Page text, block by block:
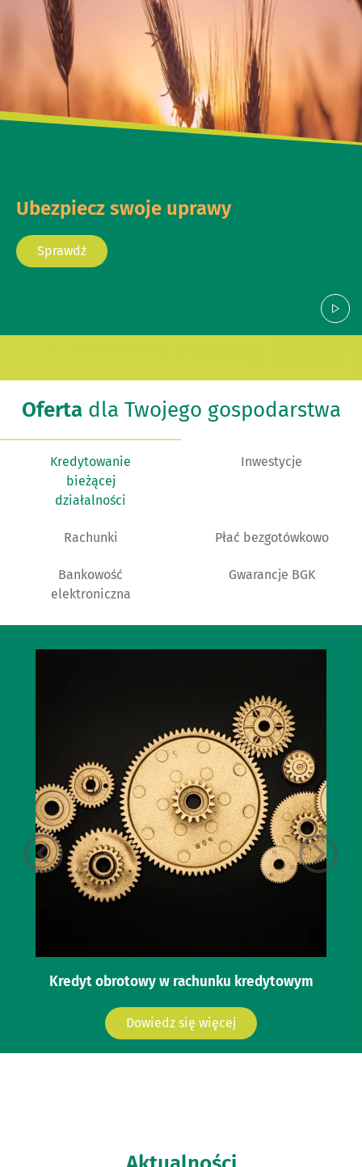
Ubezpiecz swoje uprawy
Sprawdź
Ofertadla Twojego gospodarstwa
Kredytowanie
bieżącej
działalności
Inwestycje
Rachunki Płać bezgotówkowo
Bankowość
elektroniczna
Gwarancje BGK
Kredyt obrotowy w rachunku kredytowym
Dowiedz się więcej